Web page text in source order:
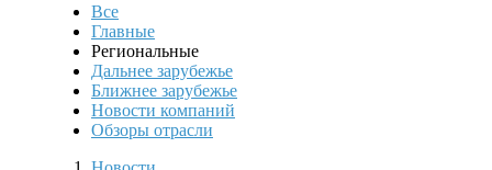
Все
Главные
Региональные
Дальнее зарубежье
Ближнее зарубежье
Новости компаний
Обзоры отрасли